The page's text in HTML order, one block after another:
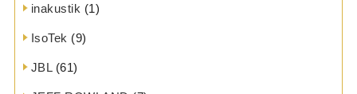
inakustik (1)
IsoTek (9)
JBL(61)